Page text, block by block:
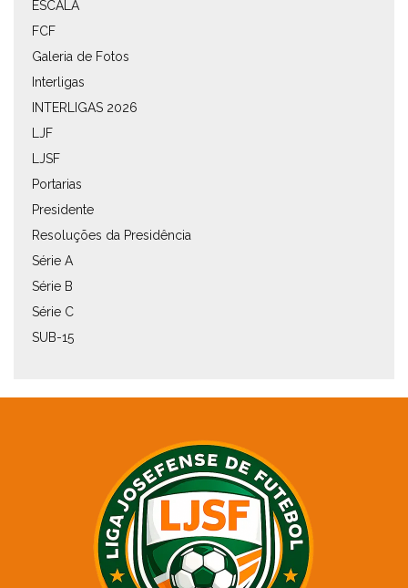
ESCALA
FCF
Galeria de Fotos
Interligas
INTERLIGAS 2026
LJF
LJSF
Portarias
Presidente
Resoluções da Presidência
Série A
Série B
Série C
SUB-15